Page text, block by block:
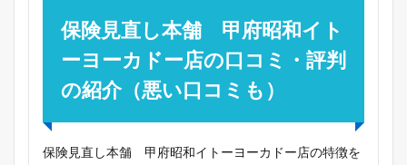
保険見直し本舗 甲府昭和イト
ーヨーカドー店の口コミ・評判
の紹介（悪い口コミも）
保険見直し本舗 甲府昭和イトーヨーカドー店の特徴を